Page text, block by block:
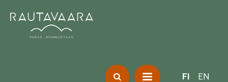
FI EN